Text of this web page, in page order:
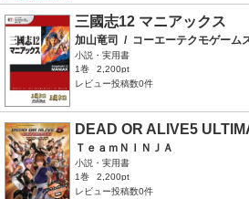
三國志12 マニアックス
加山竜司 / コーエーテクモゲーム
小説・実用書
1巻
2,200pt
レビュー投稿数0件
DEAD OR ALIVE5
ＴｅａｍＮＩＮＪＡ
小説・実用書
1巻
2,200pt
レビュー投稿数0件